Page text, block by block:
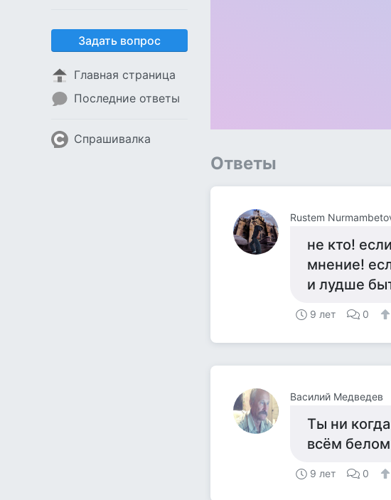
Задать вопрос
Главная страница
Последние ответы
Спрашивалка
Ответы
Rustem
не кто!
мнение!
и лудше
9 лет 0
Василий Медведев
Ты ни
всём
9 лет 0